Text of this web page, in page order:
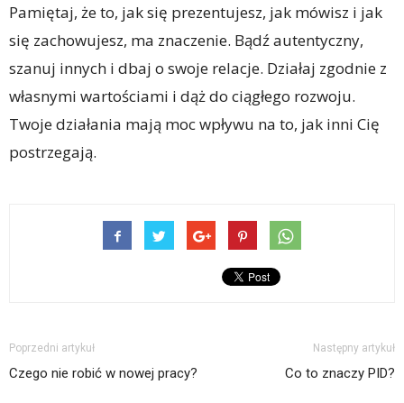
Pamiętaj, że to, jak się prezentujesz, jak mówisz i jak
się zachowujesz, ma znaczenie. Bądź autentyczny,
szanuj innych i dbaj o swoje relacje. Działaj zgodnie z
własnymi wartościami i dąż do ciągłego rozwoju.
Twoje działania mają moc wpływu na to, jak inni Cię
postrzegają.
Poprzedni artykuł
Czego nie robić w nowej pracy?
Następny artykuł
Co to znaczy PID?